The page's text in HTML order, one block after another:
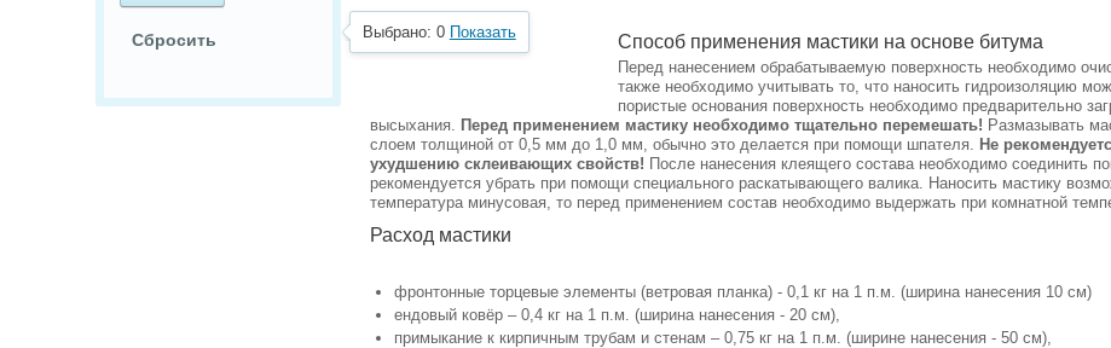
Выбрано: 0 Показать Способ применения мастики на основе битума
Перед нанесением обрабатываемую поверхность необходимо
также необходимо учитывать то, что наносить гидроизоляцию
пористые основания поверхность необходимо предварительно
высыхания. Перед применением мастику необходимо тщательно перемешать! Размазывать
слоем толщиной от 0,5 мм до 1,0 мм, обычно это делается при помощи шпателя. Не
ухудшению склеивающих свойств! После нанесения клеящего состава необходимо соединить
рекомендуется убрать при помощи специального раскатывающего валика. Наносить мастику
температура минусовая, то перед применением состав необходимо выдержать при комнатной
Расход мастики
фронтонные торцевые элементы (ветровая планка) - 0,1 кг на 1 п.м. (ширина нанесения 10 см)
ендовый ковёр – 0,4 кг на 1 п.м. (ширина нанесения - 20 см),
примыкание к кирпичным трубам и стенам – 0,75 кг на 1 п.м. (ширине нанесения - 50 см),